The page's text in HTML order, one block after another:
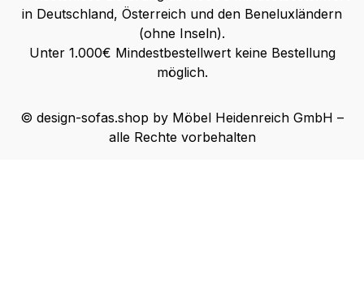
in Deutschland, Österreich und den Beneluxländern
(ohne Inseln).
Unter 1.000€ Mindestbestellwert keine Bestellung
möglich.
© design-sofas.shop by Möbel Heidenreich GmbH –
alle Rechte vorbehalten